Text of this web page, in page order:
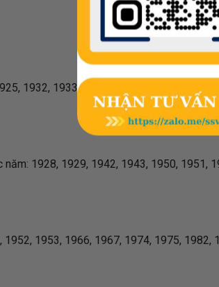
1932, 1933, 1940, 1941, 1954, 1955,
1928, 1929, 1942, 1943, 1950,
1953, 1966, 1967, 1974, 1975,